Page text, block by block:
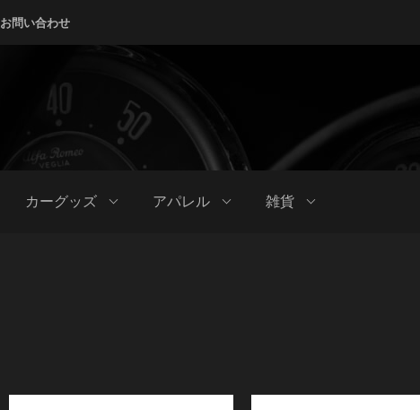
お問い合わせ
カーグッズ アパレル 雑貨